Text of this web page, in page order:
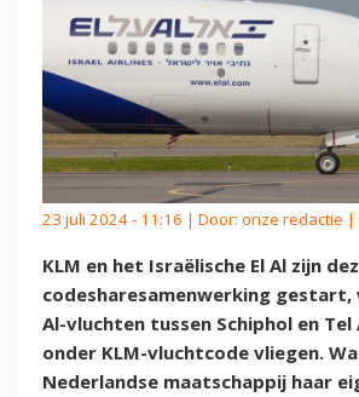
23 juli 2024 - 11:16 | Door: onze redactie |
KLM en het Israëlische El Al zijn
codesharesamenwerking gestart,
Al-vluchten tussen Schiphol en Tel
onder KLM-vluchtcode vliegen.
Nederlandse maatschappij haar